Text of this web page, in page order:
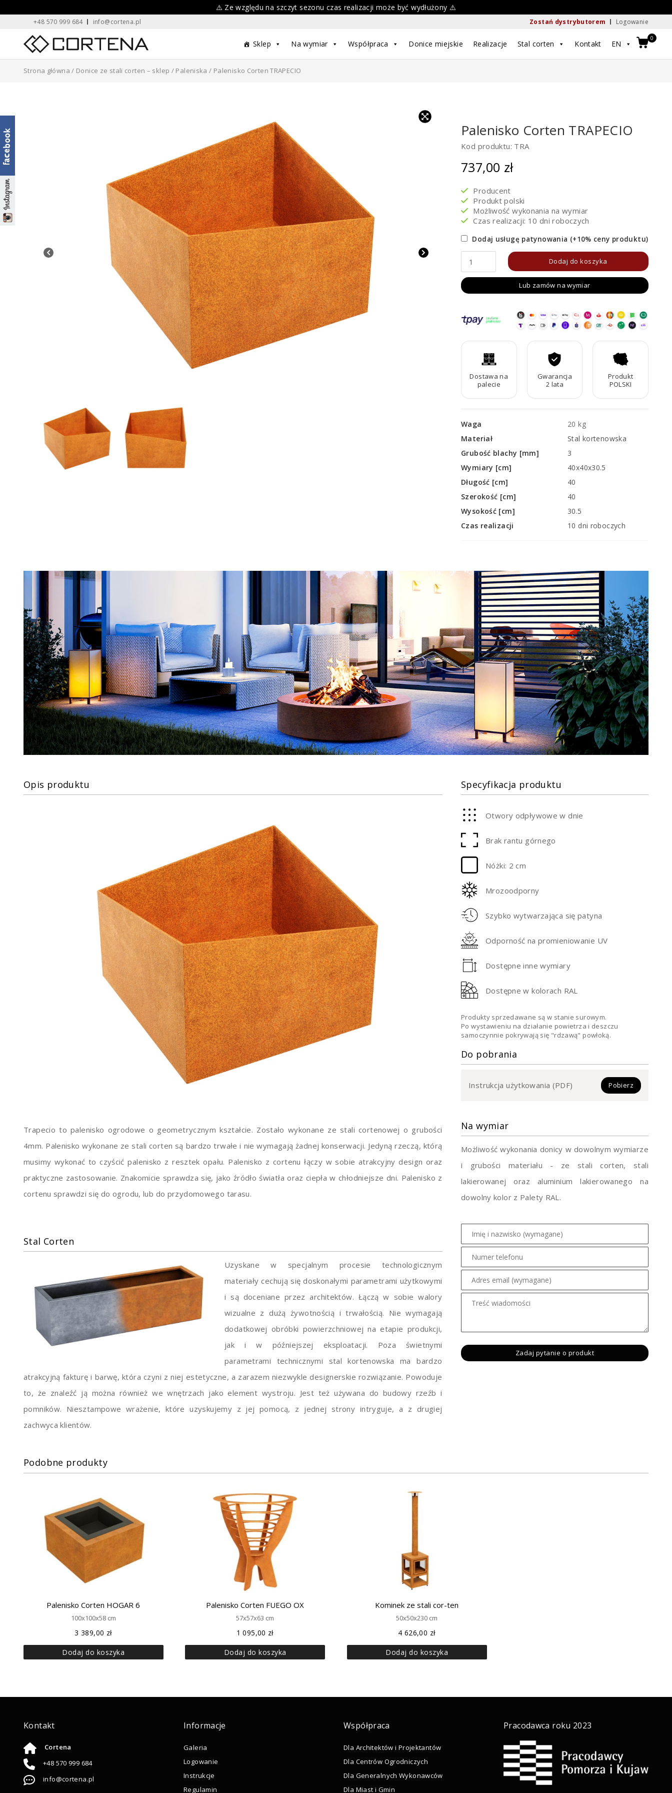
content
⚠️ Ze względu na szczyt sezonu czas realizacji może być wydłużony ⚠️
+48 570 999 684 info@cortena.pl Zostań dystrybutorem Logowanie
Home Sklep Na wymiar Współpraca Donice miejskie Realizacje Stal corten Kontakt EN
0
Strona główna / Donice ze stali corten – sklep / Paleniska / Palenisko Corten TRAPECIO
Palenisko Corten TRAPECIO
Kod produktu: TRA
737,00 zł
Producent
Produkt polski
Możliwość wykonania na wymiar
Czas realizacji: 10 dni roboczych
Dodaj usługę patynowania (+10% ceny produktu)
ilość
Palenisko
Corten
Dodaj do koszyka
Lub zamów na wymiar
Dostawa na
palecie
Gwarancja
2 lata
Produkt
POLSKI
Waga
20 kg
Materiał
Stal kortenowska
Grubość blachy [mm]
3
Wymiary [cm]
40x40x30.5
Długość [cm]
40
Szerokość [cm]
40
Wysokość [cm]
30.5
Czas realizacji
10 dni roboczych
Opis produktu
Trapecio to palenisko ogrodowe o geometrycznym kształcie. Zostało wykonane ze stali cortenowej o grubości
4mm. Palenisko wykonane ze stali corten są bardzo trwałe i nie wymagają żadnej konserwacji. Jedyną rzeczą, którą
musimy wykonać to czyścić palenisko z resztek opału. Palenisko z cortenu łączy w sobie atrakcyjny design oraz
praktyczne zastosowanie. Znakomicie sprawdza się, jako źródło światła oraz ciepła w chłodniejsze dni. Palenisko z
cortenu sprawdzi się do ogrodu, lub do przydomowego tarasu.
Stal Corten
Uzyskane w specjalnym procesie technologicznym
materiały cechują się doskonałymi parametrami użytkowymi
i są doceniane przez architektów. Łączą w sobie walory
wizualne z dużą żywotnością i trwałością. Nie wymagają
dodatkowej obróbki powierzchniowej na etapie produkcji,
jak i w późniejszej eksploatacji. Poza świetnymi
parametrami technicznymi stal kortenowska ma bardzo
atrakcyjną fakturę i barwę, która czyni z niej estetyczne, a zarazem niezwykle designerskie rozwiązanie. Powoduje
to, że znaleźć ją można również we wnętrzach jako element wystroju. Jest też używana do budowy rzeźb i
pomników. Niesztampowe wrażenie, które uzyskujemy z jej pomocą, z jednej strony intryguje, a z drugiej
zachwyca klientów.
Specyfikacja produktu
Otwory odpływowe w dnie
Brak rantu górnego
Nóżki: 2 cm
Mrozoodporny
Szybko wytwarzająca się patyna
Odporność na promieniowanie UV
Dostępne inne wymiary
Dostępne w kolorach RAL
Produkty sprzedawane są w stanie surowym.
Po wystawieniu na działanie powietrza i deszczu
samoczynnie pokrywają się "rdzawą" powłoką.
Do pobrania
Instrukcja użytkowania (PDF) Pobierz
Na wymiar
Możliwość wykonania donicy w dowolnym wymiarze
i grubości materiału - ze stali corten, stali
lakierowanej oraz aluminium lakierowanego na
dowolny kolor z Palety RAL.
Podobne produkty
Palenisko Corten HOGAR 6
100x100x58 cm
3 389,00 zł
Dodaj do koszyka
Palenisko Corten FUEGO OX
57x57x63 cm
1 095,00 zł
Dodaj do koszyka
Kominek ze stali cor-ten
50x50x230 cm
4 626,00 zł
Dodaj do koszyka
Kontakt
Cortena
+48 570 999 684
info@cortena.pl
Informacje
Galeria
Logowanie
Instrukcje
Regulamin
Współpraca
Dla Architektów i Projektantów
Dla Centrów Ogrodniczych
Dla Generalnych Wykonawców
Dla Miast i Gmin
Pracodawca roku 2023